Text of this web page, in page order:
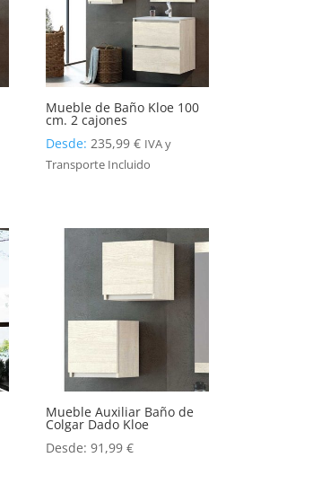
Mueble de Baño Kloe 100
cm. 2 cajones
Desde: 235,99 € IVA y
Transporte Incluido
Mueble Auxiliar Baño de
Colgar Dado Kloe
Desde: 91,99 €